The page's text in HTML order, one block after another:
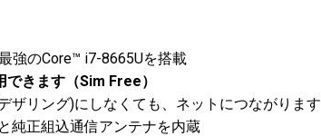
強のCore™ i7-8665Uを搭載
きます（Sim Free）
リング)にしなくても、ネットにつながります
純正組込通信アンテナを内蔵